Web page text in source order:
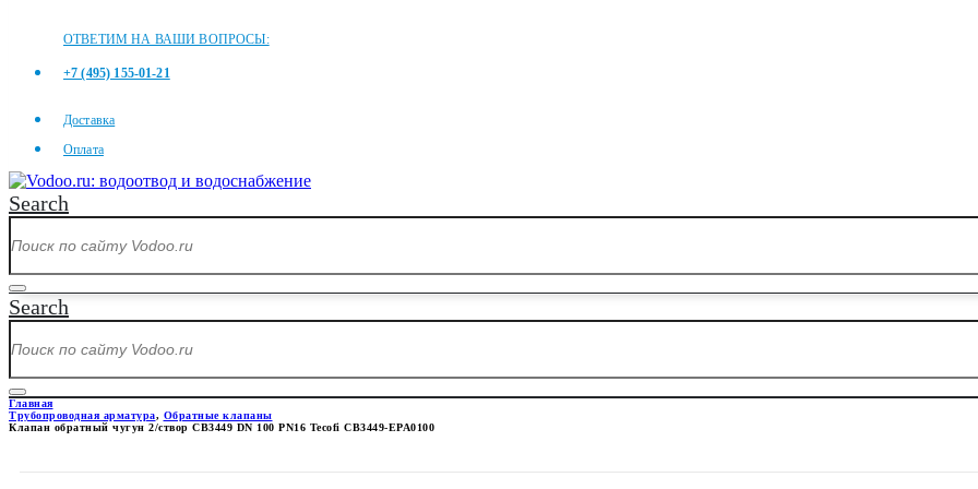
ОТВЕТИМ НА ВАШИ ВОПРОСЫ:
+7 (495) 155-01-21
Доставка
Оплата
Search
Search
Главная
Трубопроводная арматура, Обратные клапаны
Клапан обратный чугун 2/створ CB3449 DN 100 PN16 Tecofi CB3449-EPA0100